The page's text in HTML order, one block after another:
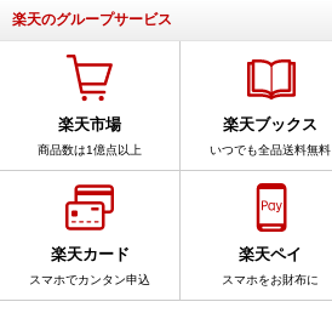
楽天のグループサービス
楽天市場
商品数は1億点以上
楽天ブックス
いつでも全品送料無料
楽天カード
スマホでカンタン申込
楽天ペイ
スマホをお財布に